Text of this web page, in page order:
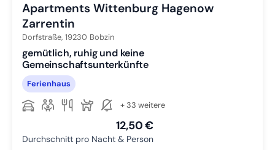
Apartments Wittenburg Hagenow
Zarrentin
Dorfstraße, 19230 Bobzin
gemütlich, ruhig und keine
Gemeinschaftsunterkünfte
Ferienhaus
+ 33 weitere
12,50 €
Durchschnitt pro Nacht & Person